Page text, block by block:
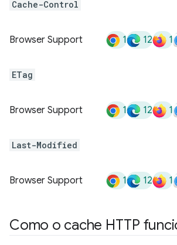
Cache-Control
Browser Support 1 12 1
ETag
Browser Support 1 12 1
Last-Modified
Browser Support 1 12 1
Como o cache HTTP